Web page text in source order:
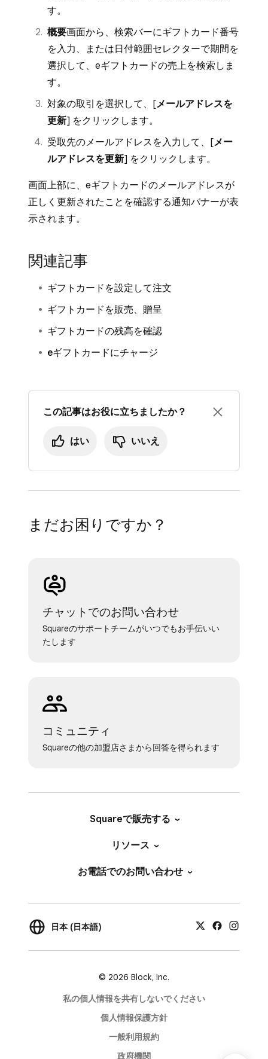
す。
概要画面から、検索バーにギフトカード番号
を入力、または日付範囲セレクターで期間を
選択して、eギフトカードの売上を検索しま
す。
対象の取引を選択して、[メールアドレスを
更新] をクリックします。
受取先のメールアドレスを入力して、[メー
ルアドレスを更新] をクリックします。
画面上部に、eギフトカードのメールアドレスが
正しく更新されたことを確認する通知バナーが表
示されます。
関連記事
ギフトカードを設定して注文
ギフトカードを販売、贈呈
ギフトカードの残高を確認
eギフトカードにチャージ
この記事はお役に立ちましたか？
はい いいえ
まだお困りですか？
チャットでのお問い合わせ
Squareのサポートチームがいつでもお手伝いい
たします
コミュニティ
Squareの他の加盟店さまから回答を得られます
Squareで販売する
リソース
お電話でのお問い合わせ
日本 (日本語)
© 2026 Block, Inc.
私の個人情報を共有しないでください
個人情報保護方針
一般利用規約
政府機関